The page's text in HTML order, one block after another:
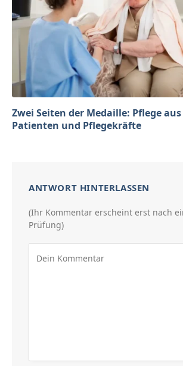
Zwei Seiten der Medaille: Pflege
Patienten und Pflegekräfte
ANTWORT HINTERLASSEN
(Ihr Kommentar erscheint erst nach
Prüfung)